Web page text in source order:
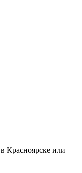
в Красноярске или